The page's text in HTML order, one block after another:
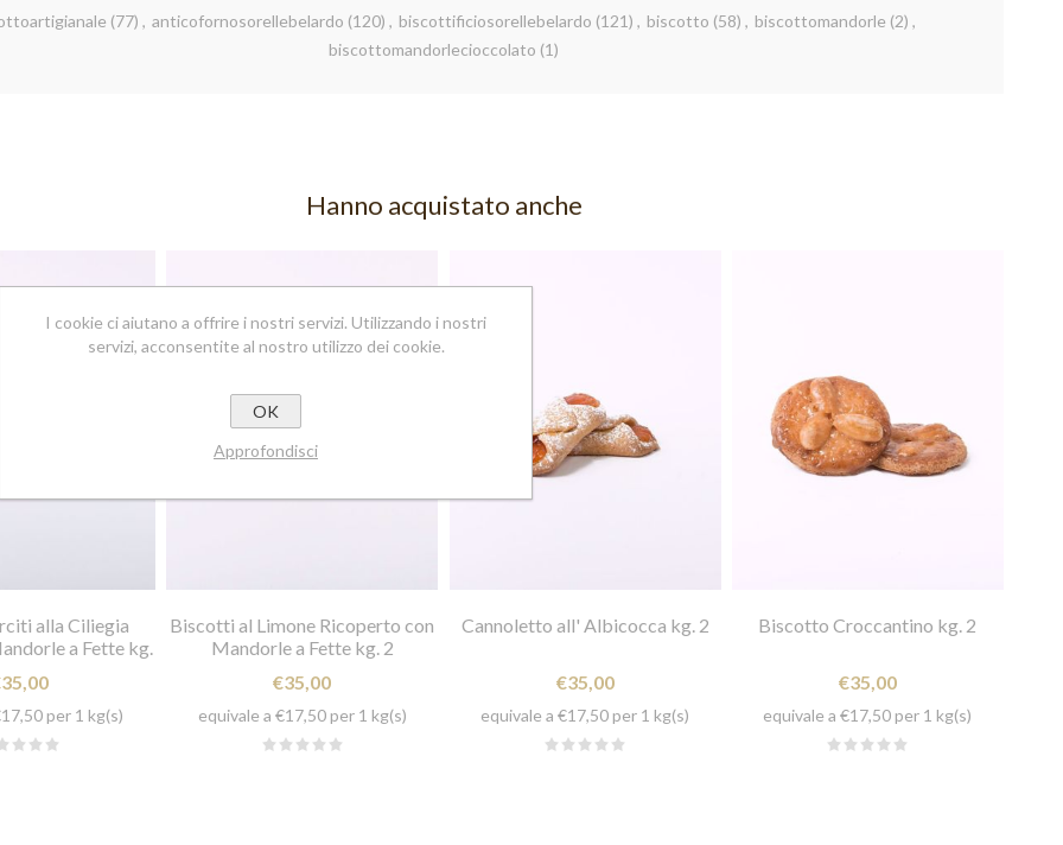
MISTI
SFUSI
(77) , anticofornosorellebelardo (120) , biscottificiosorellebelardo (121) , biscotto (58) , biscottomandorle (2) ,
biscottomandorlecioccolato (1)
Hanno acquistato anche
alla Ciliegia
a Fette kg.
per 1 kg(s)
Biscotti al Limone Ricoperto con
Mandorle a Fette kg. 2
€35,00
equivale a €17,50 per 1 kg(s)
Cannoletto all' Albicocca kg. 2
€35,00
equivale a €17,50 per 1 kg(s)
Biscotto Croccantino kg. 2
€35,00
equivale a €17,50 per 1 kg(s)
I cookie ci aiutano a offrire i nostri servizi. Utilizzando i nostri
servizi, acconsentite al nostro utilizzo dei cookie.
OK
Approfondisci